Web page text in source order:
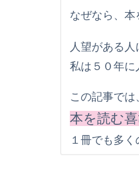
なぜなら、本
人望がある
私は５０年に
この記事で
本を読む
１冊でも多